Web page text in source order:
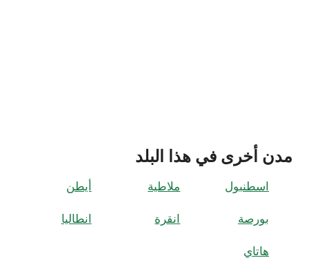
مدن أخرى في هذا البلد
اسطنبول ملاطية أيطن
بورصة انقرة انطاليا
هاتاي